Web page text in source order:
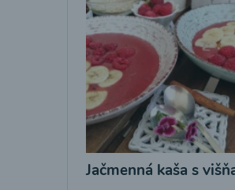
Jačmenná kaša s